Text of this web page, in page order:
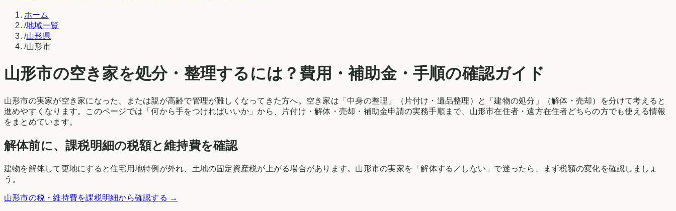
ホーム
/地域一覧
/山形県
/山形市
山形市の空き家を処分・整理するには？費用・補助金・手順の確認ガイド
山形市の実家が空き家になった、または親が高齢で管理が難しくなってきた方へ。空き家は「中身の整理」（片付け・遺品整理）と「建物の処分」（解体・売却）を分けて考えると
進めやすくなります。このページでは「何から手をつければいいか」から、片付け・解体・売却・補助金申請の実務手順まで、 山形市在住者・遠方在住者どちらの方でも使える情報
をまとめています。
解体前に、課税明細の税額と維持費を確認
建物を解体して更地にすると住宅用地特例が外れ、土地の固定資産税が上がる場合があります。 山形市の実家を「解体する／しない」で迷ったら、まず税額の変化を確認しましょ
う。
山形市の税・維持費を課税明細から確認する →